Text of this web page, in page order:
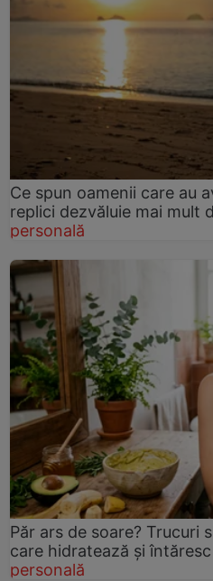
Ce spun oamenii care au
replici dezvăluie mai mult
personală
Păr ars de soare? Trucuri
care hidratează și
personală